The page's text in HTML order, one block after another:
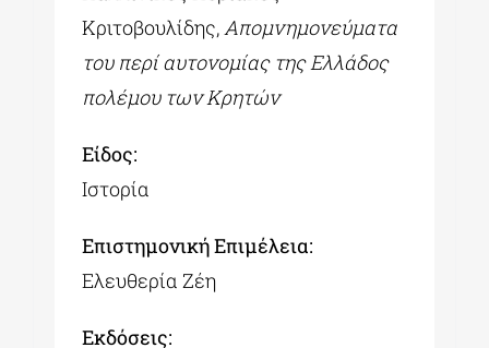
Κριτοβουλίδης, Απομνημονεύματα
του περί αυτονομίας της Ελλάδος
πολέμου των Κρητών
Είδος:
Ιστορία
Επιστημονική Επιμέλεια:
Ελευθερία Ζέη
Εκδόσεις: